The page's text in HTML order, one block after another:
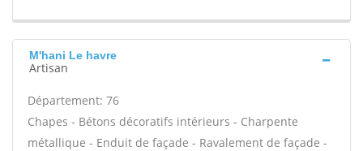
M'hani Le havre
Artisan
Département: 76
Chapes - Bétons décoratifs intérieurs - Charpente
métallique - Enduit de façade - Ravalement de façade -